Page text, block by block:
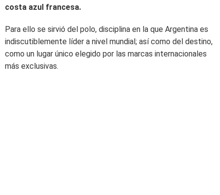
costa azul francesa.
Para ello se sirvió del polo, disciplina en la que Argentina es
indiscutiblemente líder a nivel mundial; así como del destino,
como un lugar único elegido por las marcas internacionales
más exclusivas.